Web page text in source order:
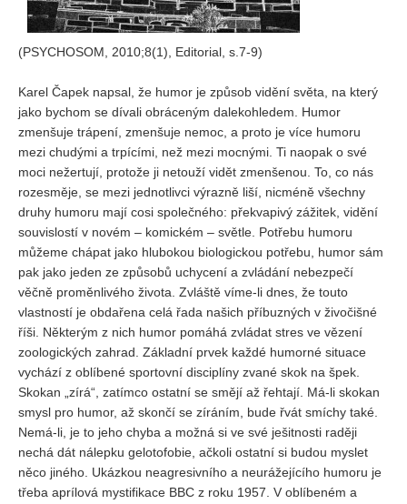
Vydání 1-2/ 2022
Vydání 3-4/ 2022
Vydání 2/ 2021
Vydání 1/ 2021
Vydání 3-4/ 2020
Vydání 1-2/ 2020
Vydání 3-4/ 2019
Vydání 1-2/ 2019
Vydání 4/2018
Vydání 2-3/2018
Vydání 1-2018
Vydání 4-2017
Vydání 3-2017
Vydání 2-2017
Vydání 1-2017
Vydání 4-2016
(PSYCHOSOM, 2010;8(1), Editorial, s.7-9)
Karel Čapek napsal, že humor je způsob vidění světa, na který
jako bychom se dívali obráceným dalekohledem. Humor
zmenšuje trápení, zmenšuje nemoc, a proto je více humoru
mezi chudými a trpícími, než mezi mocnými. Ti naopak o své
moci nežertují, protože ji netouží vidět zmenšenou. To, co nás
rozesměje, se mezi jednotlivci výrazně liší, nicméně všechny
druhy humoru mají cosi společného: překvapivý zážitek, vidění
souvislostí v novém – komickém – světle. Potřebu humoru
můžeme chápat jako hlubokou biologickou potřebu, humor sám
pak jako jeden ze způsobů uchycení a zvládání nebezpečí
věčně proměnlivého života. Zvláště víme-li dnes, že touto
vlastností je obdařena celá řada našich příbuzných v živočišné
říši. Některým z nich humor pomáhá zvládat stres ve vězení
zoologických zahrad. Základní prvek každé humorné situace
vychází z oblíbené sportovní disciplíny zvané skok na špek.
Skokan „zírá“, zatímco ostatní se smějí až řehtají. Má-li skokan
smysl pro humor, až skončí se zíráním, bude řvát smíchy také.
Nemá-li, je to jeho chyba a možná si ve své ješitnosti raději
nechá dát nálepku gelotofobie, ačkoli ostatní si budou myslet
něco jiného. Ukázkou neagresivního a neurážejícího humoru je
třeba aprílová mystifikace BBC z roku 1957. V oblíbeném a